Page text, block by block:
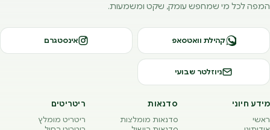
המפה לכל מי שמחפש עומק, שקט ומשמעות.
קהילת וואטסאפ אינסטגרם
ניוזלטר שבועי
מידע חיוני
ראשי
סדנאות
סדנאות מומלצות
ריטריטים
ריטריט מומלץ